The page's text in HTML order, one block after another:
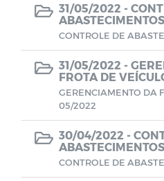
Unidades
Pareceres
SELEÇÃO DE
GESTORES
31/05/2022 -
CONTROLE DE
31/05/2022 -
FROTA DE
GERENCIAMENTO DA
05/2022
30/04/2022 -
CONTROLE DE